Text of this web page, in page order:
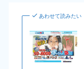
あわせて読みたい